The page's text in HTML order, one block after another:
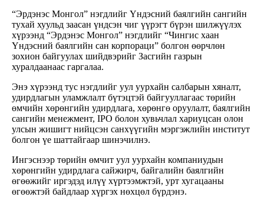
“Эрдэнэс Монгол” нэгдлийг Үндэсний баялгийн сангийн
тухай хуульд заасан үндсэн чиг үүрэгт бүрэн шилжүүлэх
хүрээнд “Эрдэнэс Монгол” нэгдлийг “Чингис хаан
Үндэсний баялгийн сан корпораци” болгон өөрчлөн
зохион байгуулах шийдвэрийг Засгийн газрын
хуралдаанаас гаргалаа.
Энэ хүрээнд тус нэгдлийг уул уурхайн салбарын хяналт,
удирдлагын уламжлалт бүтэцтэй байгууллагаас төрийн
өмчийн хөрөнгийн удирдлага, хөрөнгө оруулалт, баялгийн
сангийн менежмент, IPO болон хувьчлал хариуцсан олон
улсын жишигт нийцсэн санхүүгийн мэргэжлийн институт
болгон үе шаттайгаар шинэчилнэ.
Ингэснээр төрийн өмчит уул уурхайн компаниудын
хөрөнгийн удирдлага сайжирч, байгалийн баялгийн
өгөөжийг иргэдэд илүү хүртээмжтэй, урт хугацааны
өгөөжтэй байдлаар хүргэх нөхцөл бүрдэнэ.